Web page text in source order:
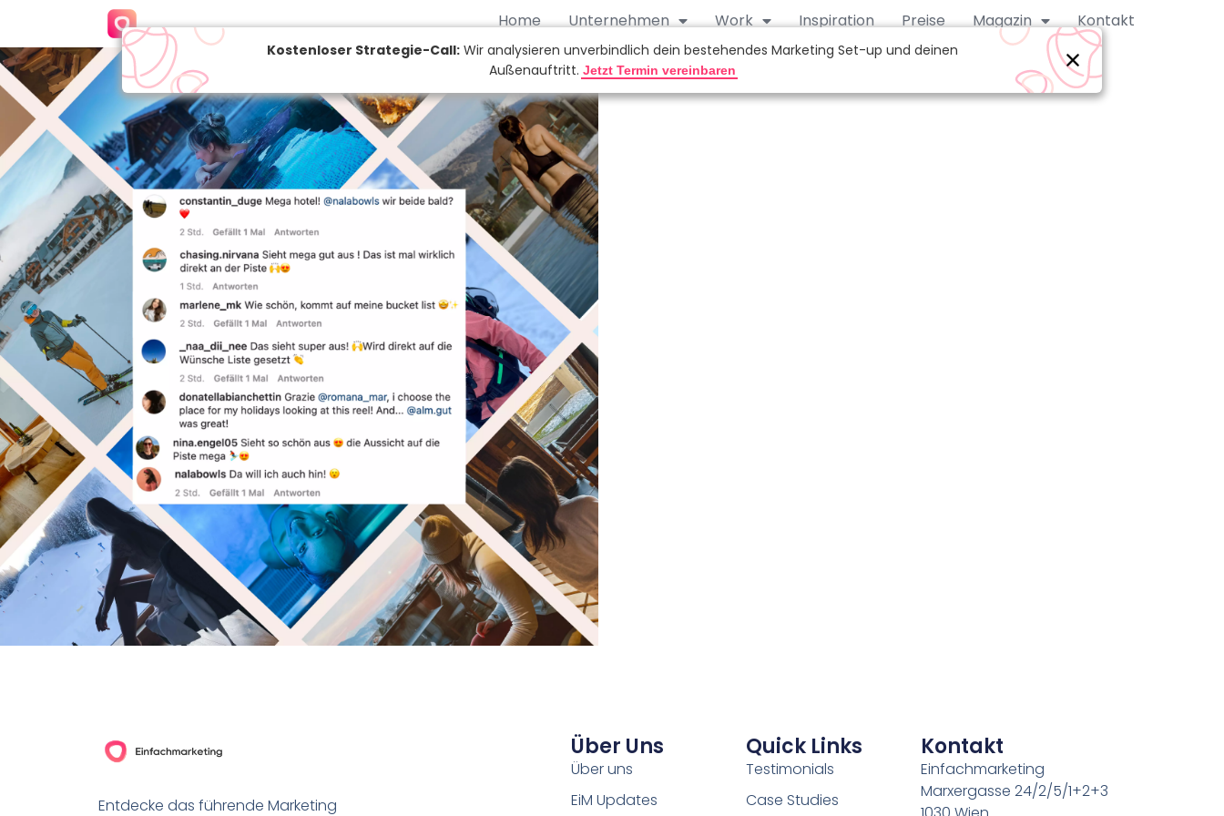
Home Unternehmen Work Inspiration Preise Magazin Kontakt
Entdecke das führende Marketing
Über Uns
Über uns
EiM Updates
Quick Links
Testimonials
Case Studies
Kontakt
Einfachmarketing
Marxergasse 24/2/5/1+2+3